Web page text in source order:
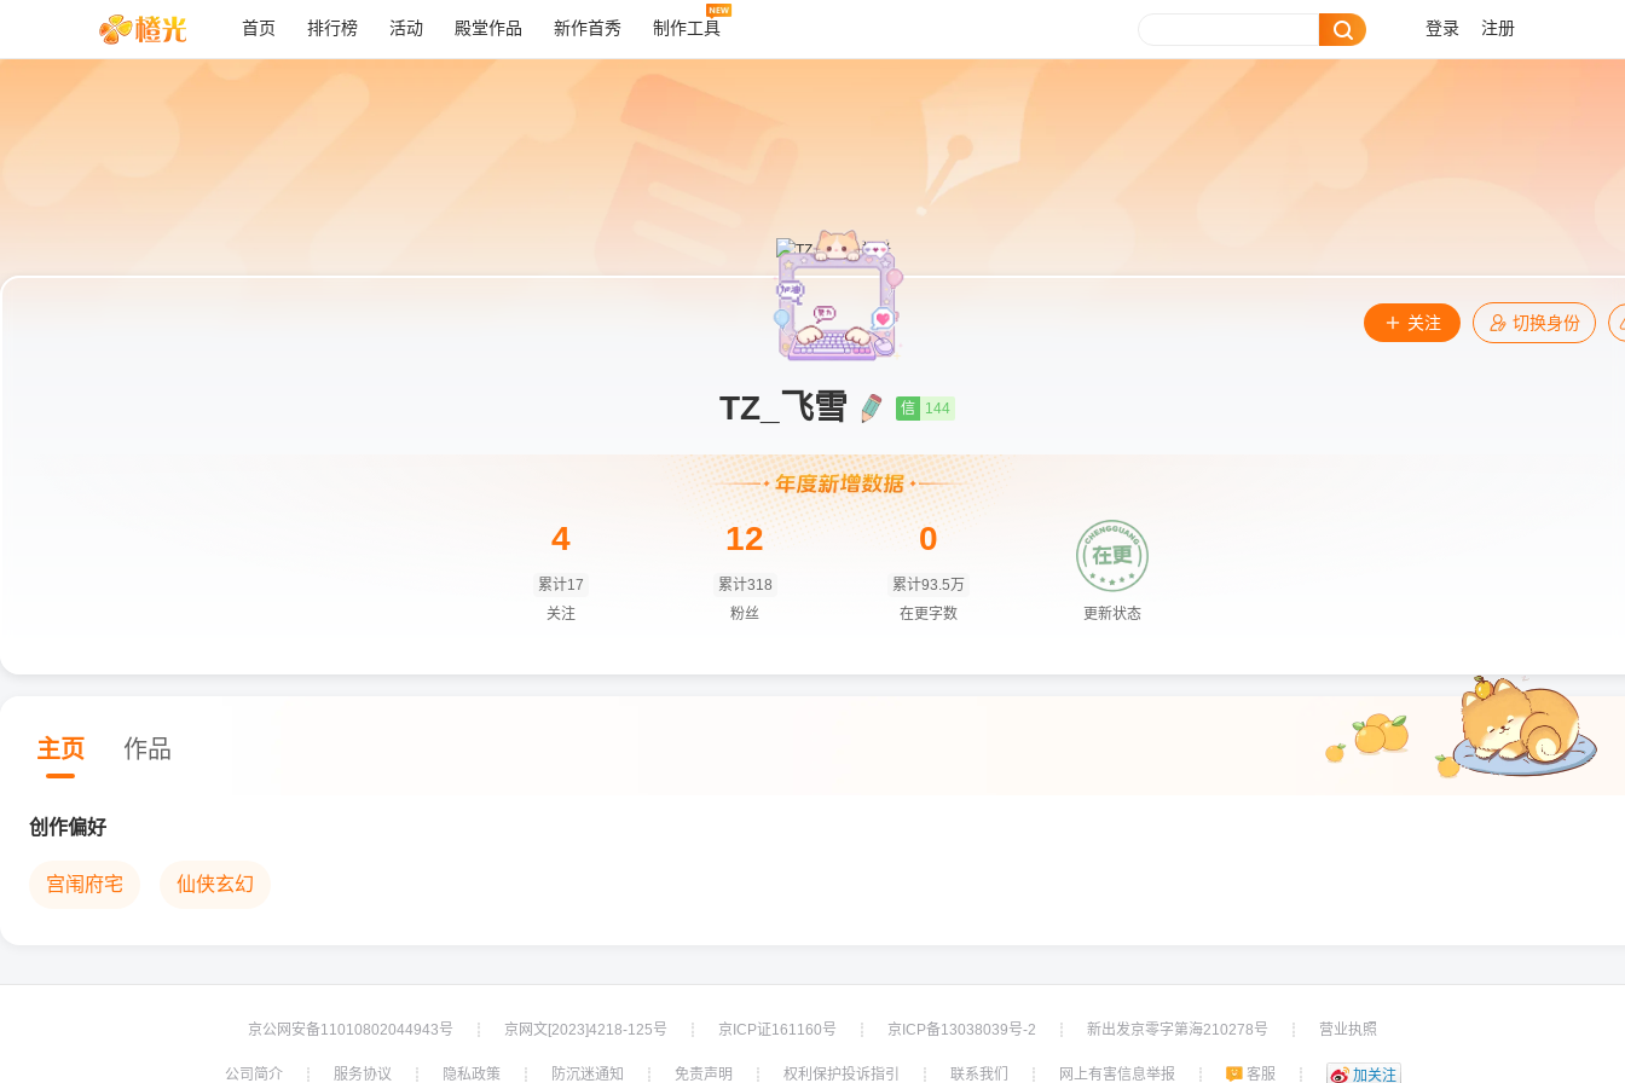
首页 排行榜 活动 殿堂作品 新作首秀 制作工具 登录 注册
关注 切换身份
TZ_飞雪 信 144
4
累计17
关注
12
累计318
粉丝
0
累计93.5万
在更字数
更新状态
主页 作品
创作偏好
宫闱府宅 仙侠玄幻
京公网安备11010802044943号 ┊ 京网文[2023]4218-125号 ┊ 京ICP证161160号 ┊ 京ICP备13038039号-2 ┊ 新出发京零字第海210278号 ┊ 营业执照
公司简介 ┊ 服务协议 ┊ 隐私政策 ┊ 防沉迷通知 ┊ 免责声明 ┊ 权利保护投诉指引 ┊ 联系我们 ┊ 网上有害信息举报 ┊ 客服 ┊ 加关注